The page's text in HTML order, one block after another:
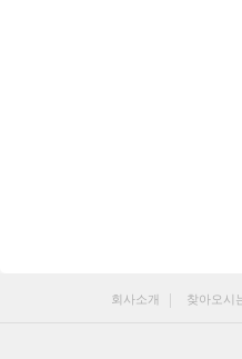
회사소개 찾아오시